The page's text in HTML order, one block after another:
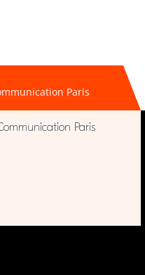
Paris
Paris